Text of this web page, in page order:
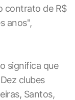
contrato de R$
anos",
significa que
clubes
Santos,